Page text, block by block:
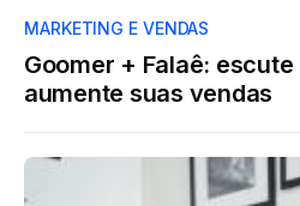
MARKETING E VENDAS
Goomer + Falaê:
aumente suas vendas